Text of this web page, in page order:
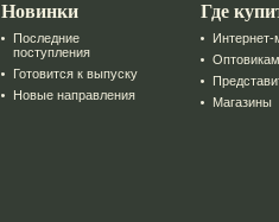
Новинки
Последние
поступления
Готовится к выпуску
Новые направления
Где
Интернет-
Оптовикам
Магазины